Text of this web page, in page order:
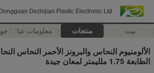
Dongguan Dezhijian Plastic Electronic Ltd
بيت منتجات معلومات عنا
الطابعة 1.75 ملليمتر لمعان جيدة